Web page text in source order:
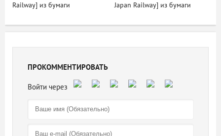
Railway] из бумаги
Japan Railway] из бумаги
ПРОКОММЕНТИРОВАТЬ